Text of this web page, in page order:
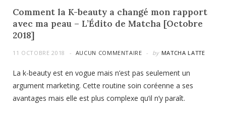
Comment la K-beauty a changé mon rapport
avec ma peau – L’Édito de Matcha [Octobre
2018]
11 OCTOBRE 2018 AUCUN COMMENTAIRE by MATCHA LATTE
La k-beauty est en vogue mais n’est pas seulement un
argument marketing. Cette routine soin coréenne a ses
avantages mais elle est plus complexe qu’il n’y paraît.